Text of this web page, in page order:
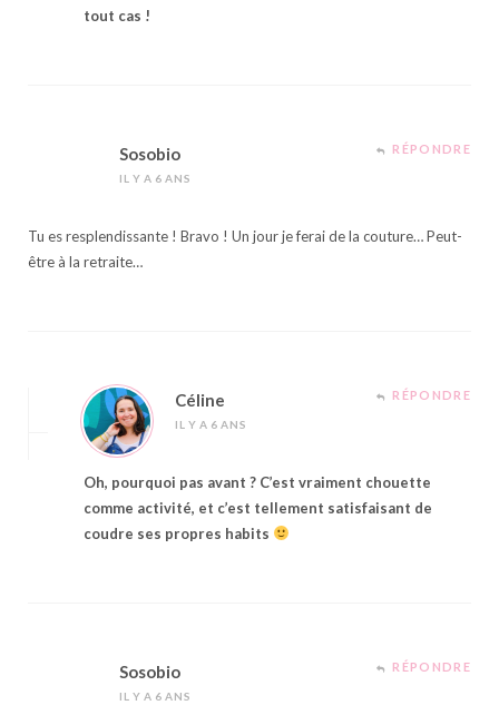
tout cas !
Sosobio
IL Y A 6 ANS
RÉPONDRE
Tu es resplendissante ! Bravo ! Un jour je ferai de la couture… Peut-
être à la retraite…
Céline
IL Y A 6 ANS
RÉPONDRE
Oh, pourquoi pas avant ? C’est vraiment chouette
comme activité, et c’est tellement satisfaisant de
coudre ses propres habits
Sosobio
IL Y A 6 ANS
RÉPONDRE